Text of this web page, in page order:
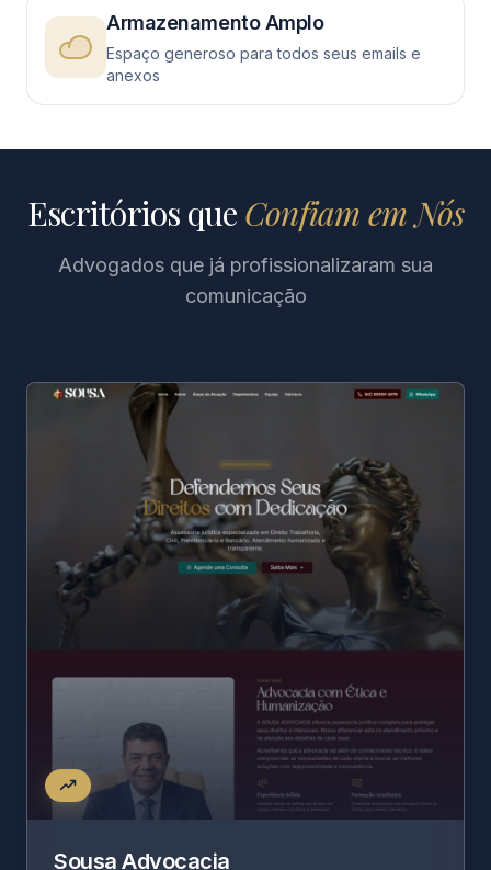
Armazenamento Amplo
Espaço generoso para todos seus emails e
anexos
Escritórios que Confiam em Nós
Advogados que já profissionalizaram sua
comunicação
Sousa Advocacia